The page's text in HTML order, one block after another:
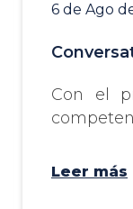
6 de Ago
Con el
Leer más